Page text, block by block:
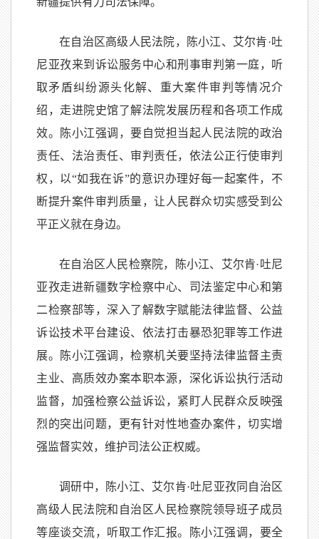
在自治区高级人民法院，陈小江、艾尔肯·吐
尼亚孜来到诉讼服务中心和刑事审判第一庭，听
取矛盾纠纷源头化解、重大案件审判等情况介
绍，走进院史馆了解法院发展历程和各项工作成
效。陈小江强调，要自觉担当起人民法院的政治
责任、法治责任、审判责任，依法公正行使审判
权，以“如我在诉”的意识办理好每一起案件，不
断提升案件审判质量，让人民群众切实感受到公
平正义就在身边。
在自治区人民检察院，陈小江、艾尔肯·吐尼
亚孜走进新疆数字检察中心、司法鉴定中心和第
二检察部等，深入了解数字赋能法律监督、公益
诉讼技术平台建设、依法打击暴恐犯罪等工作进
展。陈小江强调，检察机关要坚持法律监督主责
主业、高质效办案本职本源，深化诉讼执行活动
监督，加强检察公益诉讼，紧盯人民群众反映强
烈的突出问题，更有针对性地查办案件，切实增
强监督实效，维护司法公正权威。
调研中，陈小江、艾尔肯·吐尼亚孜同自治区
高级人民法院和自治区人民检察院领导班子成员
等座谈交流，听取工作汇报。陈小江强调，要全